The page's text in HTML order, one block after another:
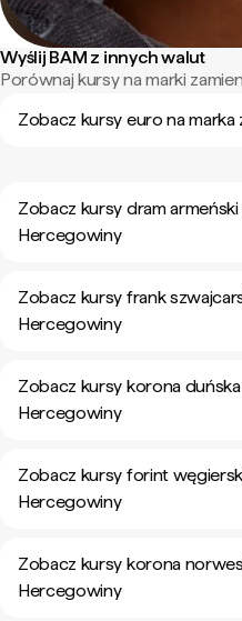
Wyślij BAM z innych walut
Porównaj kursy na marki
Zobacz kursy euro na
Zobacz kursy dram
Hercegowiny
Zobacz kursy frank
Hercegowiny
Zobacz kursy korona
Hercegowiny
Zobacz kursy forint
Hercegowiny
Zobacz kursy korona
Hercegowiny